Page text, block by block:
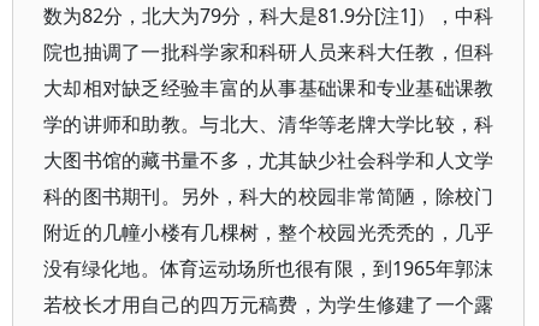
数为82分，北大为79分，科大是81.9分[注1]），中科
院也抽调了一批科学家和科研人员来科大任教，但科
大却相对缺乏经验丰富的从事基础课和专业基础课教
学的讲师和助教。与北大、清华等老牌大学比较，科
大图书馆的藏书量不多，尤其缺少社会科学和人文学
科的图书期刊。另外，科大的校园非常简陋，除校门
附近的几幢小楼有几棵树，整个校园光秃秃的，几乎
没有绿化地。体育运动场所也很有限，到1965年郭沫
若校长才用自己的四万元稿费，为学生修建了一个露